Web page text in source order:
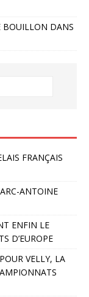
BOUILLON DANS
FRANÇAIS
ANTOINE
ENFIN LE
D’EUROPE
VELLY, LA